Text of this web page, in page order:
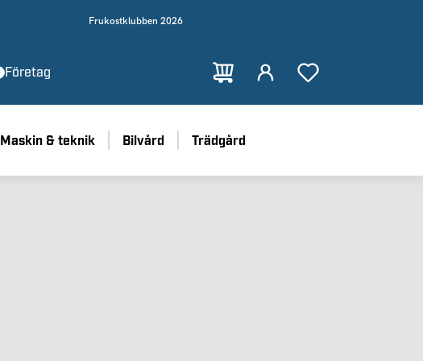
Frukostklubben 2026
Företag
Maskin & teknik Bilvård Trädgård